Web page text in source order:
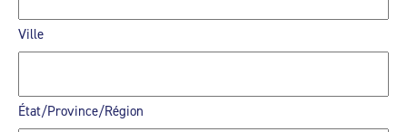
Ville
État/Province/Région